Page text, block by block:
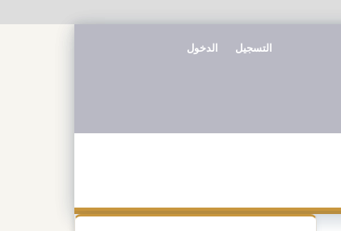
التسجيل الدخول